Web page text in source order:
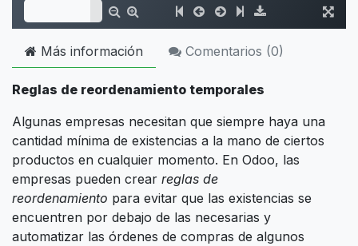
Más información Comentarios (0)
Reglas de reordenamiento temporales
Algunas empresas necesitan que siempre haya una
cantidad mínima de existencias a la mano de ciertos
productos en cualquier momento. En Odoo, las
empresas pueden crear reglas de
reordenamiento para evitar que las existencias se
encuentren por debajo de las necesarias y
automatizar las órdenes de compras de algunos